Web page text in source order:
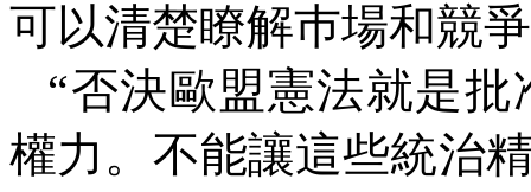
可以清楚瞭解巿場和競
“否決歐盟憲法就是
權力。不能讓這些統治